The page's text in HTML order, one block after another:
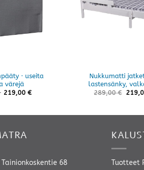
· useita
värejä
219,00 €Hintaluokka:
Nukkumatti
lastensänky,
289,00€
68
Tuotteet